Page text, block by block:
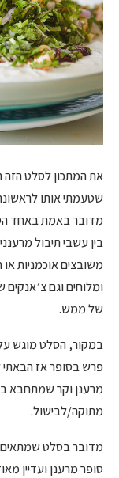
את המתכון לסלט הזה
שטעמתי אותו
מדובר באמת באחד
בין עשבי תיבול
משובצים אוכמניות או
ומלוחים וגם
של ממש.
במקור, הסלט מוגש
פרש בסופר אז הבאתי
מרענן וקר שמתחבא
מתוקה/לבישול.
מדובר בסלט שמתאים
סופר מרענן ועדיין